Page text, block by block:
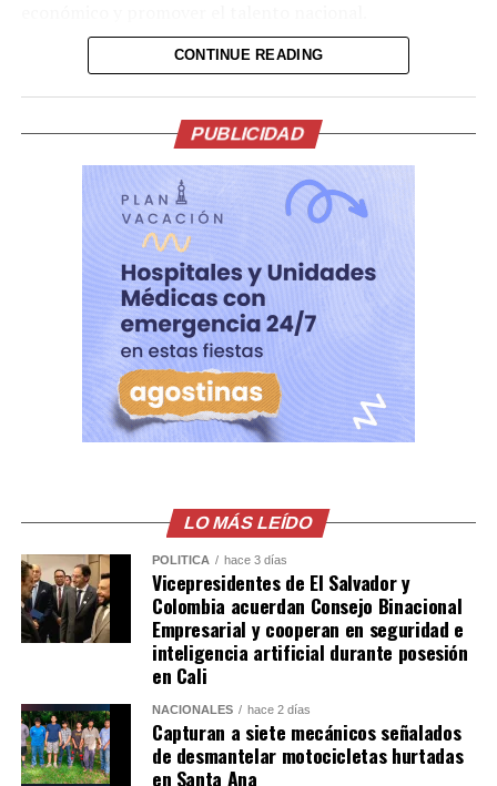
Como parte de la actividad, la Lotería invitó a los
asistentes a visitar su stand, donde podrán adquirir sus
productos y participar por la oportunidad de
CONTINUE READING
PUBLICIDAD
LO MÁS LEÍDO
POLÍTICA hace 3 días
Vicepresidentes de El Salvador y
Colombia acuerdan Consejo Binacional
Empresarial y cooperan en seguridad e
inteligencia artificial durante posesión
en Cali
NACIONALES hace 2 días
Capturan a siete mecánicos señalados
de desmantelar motocicletas hurtadas
en Santa Ana